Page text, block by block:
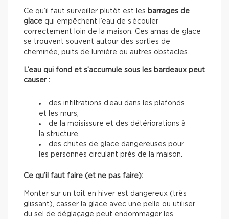
Ce qu’il faut surveiller plutôt est les barrages de
glace qui empêchent l’eau de s’écouler
correctement loin de la maison. Ces amas de glace
se trouvent souvent autour des sorties de
cheminée, puits de lumière ou autres obstacles.
L’eau qui fond et s’accumule sous les bardeaux peut
causer :
des infiltrations d’eau dans les plafonds
et les murs,
de la moisissure et des détériorations à
la structure,
des chutes de glace dangereuses pour
les personnes circulant près de la maison.
Ce qu’il faut faire (et ne pas faire):
Monter sur un toit en hiver est dangereux (très
glissant), casser la glace avec une pelle ou utiliser
du sel de déglaçage peut endommager les